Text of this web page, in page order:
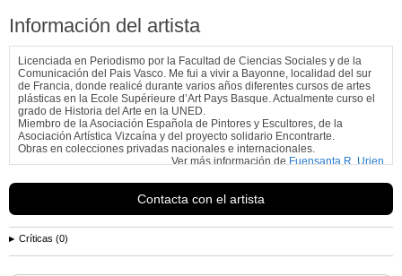
Información del artista
Licenciada en Periodismo por la Facultad de Ciencias Sociales y de la
Comunicación del Pais Vasco. Me fui a vivir a Bayonne, localidad del sur
de Francia, donde realicé durante varios años diferentes cursos de artes
plásticas en la Ecole Supérieure d’Art Pays Basque. Actualmente curso el
grado de Historia del Arte en la UNED.
Miembro de la Asociación Española de Pintores y Escultores, de la
Asociación Artística Vizcaína y del proyecto solidario Encontrarte.
Obras en colecciones privadas nacionales e internacionales.
Ver más información deFuensanta R. Urien
Contacta con el artista
Críticas (0)